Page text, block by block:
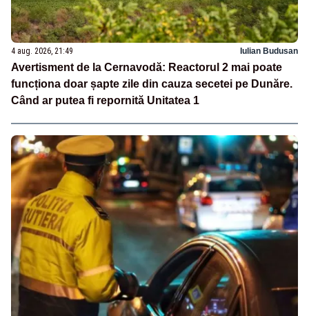
4 aug. 2026, 21:49 Iulian Budusan
Avertisment de la Cernavodă: Reactorul 2 mai poate
funcționa doar șapte zile din cauza secetei pe Dunăre.
Când ar putea fi repornită Unitatea 1